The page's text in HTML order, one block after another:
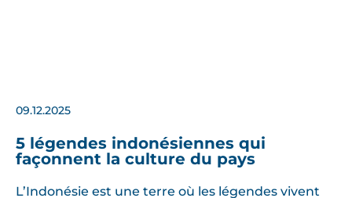
09.12.2025
5 légendes indonésiennes qui
façonnent la culture du pays
L’Indonésie est une terre où les légendes vivent